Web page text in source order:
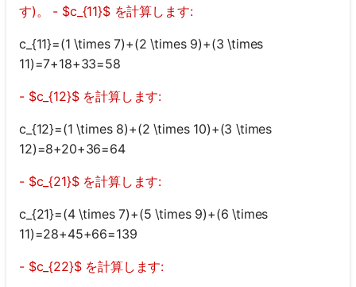
す)。 - $c_{11}$ を計算します:
c_{11}=(1 \times 7)+(2 \times 9)+(3 \times
11)=7+18+33=58
- $c_{12}$ を計算します:
c_{12}=(1 \times 8)+(2 \times 10)+(3 \times
12)=8+20+36=64
- $c_{21}$ を計算します:
c_{21}=(4 \times 7)+(5 \times 9)+(6 \times
11)=28+45+66=139
- $c_{22}$ を計算します: